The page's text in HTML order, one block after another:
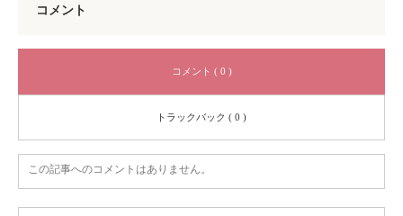
コメント
コメント ( 0 )
トラックバック ( 0 )
この記事へのコメントはありません。